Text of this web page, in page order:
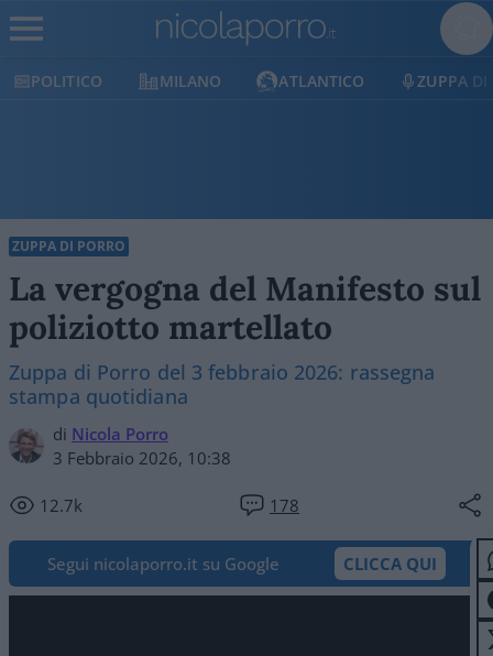
POLITICO MILANO ATLANTICO ZUPPA DI
ZUPPA DI PORRO
La vergogna del Manifesto sul
poliziotto martellato
Zuppa di Porro del 3 febbraio 2026: rassegna
stampa quotidiana
di Nicola Porro
3 Febbraio 2026, 10:38
12.7k 178
Segui nicolaporro.it su Google CLICCA QUI